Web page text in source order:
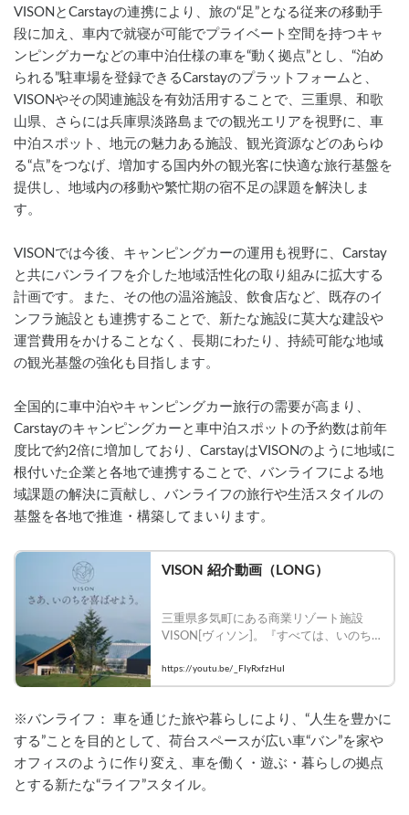
VISONとCarstayの連携により、旅の“足”となる従来の移動手
段に加え、車内で就寝が可能でプライベート空間を持つキャ
ンピングカーなどの車中泊仕様の車を“動く拠点”とし、“泊め
られる”駐車場を登録できるCarstayのプラットフォームと、
VISONやその関連施設を有効活用することで、三重県、和歌
山県、さらには兵庫県淡路島までの観光エリアを視野に、車
中泊スポット、地元の魅力ある施設、観光資源などのあらゆ
る“点”をつなげ、増加する国内外の観光客に快適な旅行基盤を
提供し、地域内の移動や繁忙期の宿不足の課題を解決しま
す。
VISONでは今後、キャンピングカーの運用も視野に、Carstay
と共にバンライフを介した地域活性化の取り組みに拡大する
計画です。また、その他の温浴施設、飲食店など、既存のイ
ンフラ施設とも連携することで、新たな施設に莫大な建設や
運営費用をかけることなく、長期にわたり、持続可能な地域
の観光基盤の強化も目指します。
全国的に車中泊やキャンピングカー旅行の需要が高まり、
Carstayのキャンピングカーと車中泊スポットの予約数は前年
度比で約2倍に増加しており、CarstayはVISONのように地域に
根付いた企業と各地で連携することで、バンライフによる地
域課題の解決に貢献し、バンライフの旅行や生活スタイルの
基盤を各地で推進・構築してまいります。
VISON 紹介動画（LONG）
三重県多気町にある商業リゾート施設
VISON[ヴィソン]。『すべては、いのち
りの食やアートに触れる、ここでしか体
験できない特別な滞在をお楽しみくださ
https://youtu.be/_FIyRxfzHuI
※バンライフ： 車を通じた旅や暮らしにより、“人生を豊かに
する”ことを目的として、荷台スペースが広い車“バン”を家や
オフィスのように作り変え、車を働く・遊ぶ・暮らしの拠点
とする新たな“ライフ”スタイル。